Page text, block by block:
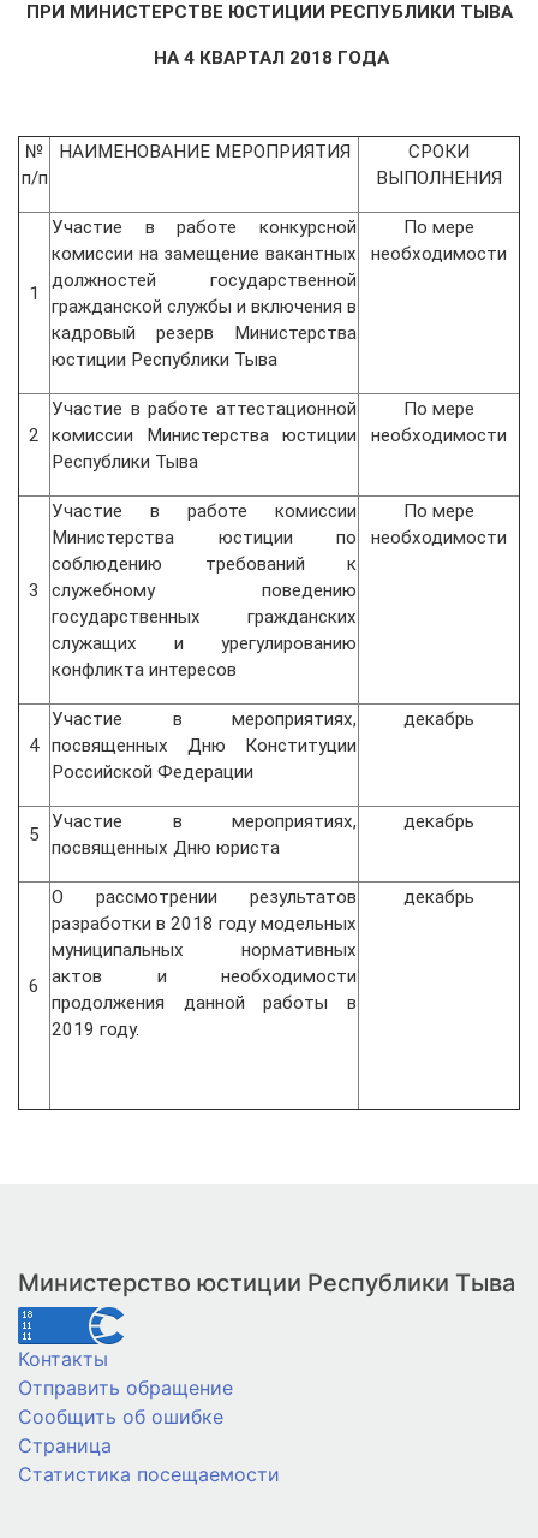
ПРИ МИНИСТЕРСТВЕ ЮСТИЦИИ РЕСПУБЛИКИ ТЫВА
НА 4 КВАРТАЛ 2018 ГОДА
№
п/п
НАИМЕНОВАНИЕ МЕРОПРИЯТИЯ
СРОКИ
ВЫПОЛНЕНИЯ
1
Участие в работе конкурсной
комиссии на замещение вакантных
должностей государственной
гражданской службы и включения в
кадровый резерв Министерства
юстиции Республики Тыва
По мере
необходимости
2
Участие в работе аттестационной
комиссии Министерства юстиции
Республики Тыва
По мере
необходимости
3
Участие в работе комиссии
Министерства юстиции по
соблюдению требований к
служебному поведению
государственных гражданских
служащих и урегулированию
конфликта интересов
По мере
необходимости
4
Участие в мероприятиях,
посвященных Дню Конституции
Российской Федерации
декабрь
5
Участие в мероприятиях,
посвященных Дню юриста
декабрь
6
О рассмотрении результатов
разработки в 2018 году модельных
муниципальных нормативных
актов и необходимости
продолжения данной работы в
2019 году.
декабрь
Министерство юстиции Республики Тыва
Контакты
Отправить обращение
Сообщить об ошибке
Страница
Статистика посещаемости